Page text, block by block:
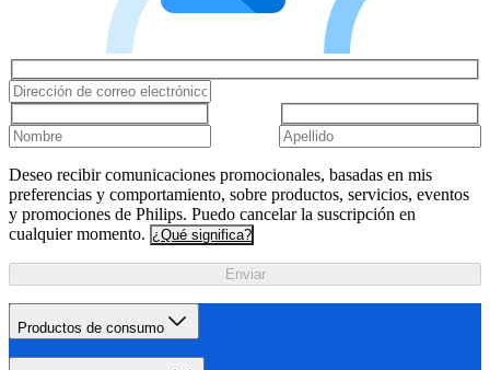
Deseo recibir comunicaciones promocionales, basadas en mis
preferencias y comportamiento, sobre productos, servicios, eventos
y promociones de Philips. Puedo cancelar la suscripción en
cualquier momento. ¿Qué significa?
Enviar
Productos de consumo